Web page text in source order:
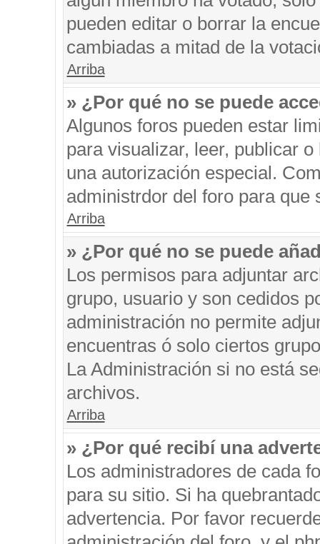
pueden editar o borrar la
cambiadas a mitad de la
Arriba
» ¿Por qué no se puede
Algunos foros pueden estar
para visualizar, leer, publicar
una autorización especial.
administrdor del foro para que
Arriba
» ¿Por qué no se puede
Los permisos para adjuntar
grupo, usuario y son cedidos
administración no permite
encuentras ó solo ciertos
La Administración si no está
archivos.
Arriba
» ¿Por qué recibí una
Los administradores de cada
para su sitio. Si ha
advertencia. Por favor